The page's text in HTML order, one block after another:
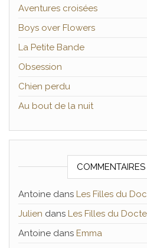
Aventures croisées
Boys over Flowers
La Petite Bande
Obsession
Chien perdu
Au bout de la nuit
Antoine dans Les Filles du
Julien dans Les Filles du
Antoine dans Emma